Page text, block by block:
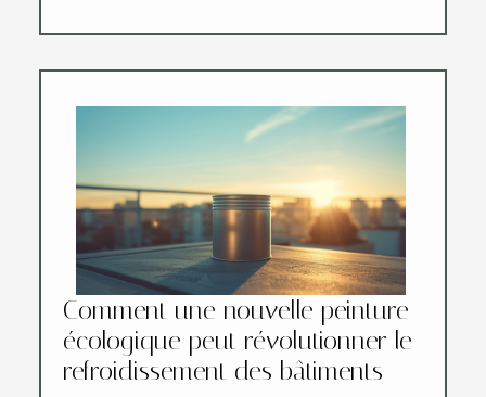
Comment une nouvelle peinture
écologique peut révolutionner le
refroidissement des bâtiments